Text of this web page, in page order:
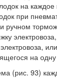
на каждое
при
ручном
на
(рис. 93)